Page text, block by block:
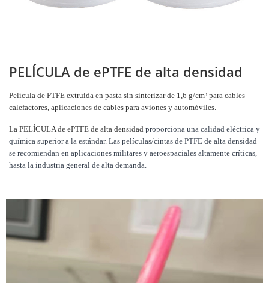
PELÍCULA de ePTFE de alta densidad
Película de PTFE extruida en pasta sin sinterizar de 1,6 g/cm³ para cables
calefactores, aplicaciones de cables para aviones y automóviles.
La PELÍCULA de ePTFE de alta densidad proporciona una calidad eléctrica y
química superior a la estándar. Las películas/cintas de PTFE de alta densidad
se recomiendan en aplicaciones militares y aeroespaciales altamente críticas,
hasta la industria general de alta demanda.